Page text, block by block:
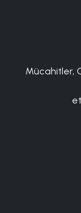
Mücahitler,